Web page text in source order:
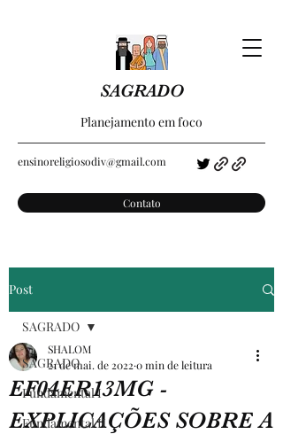
SAGRADO
Planejamento em foco
ensinoreligiosodiv@gmail.com
Contato
Post
SAGRADO
Fundamental I
Fundamental II
SAGRADO
EF04ER13MG -
EXPLICAÇÕES SOBRE A
SHALOM
21 de mai. de 2022 0 min de leitura